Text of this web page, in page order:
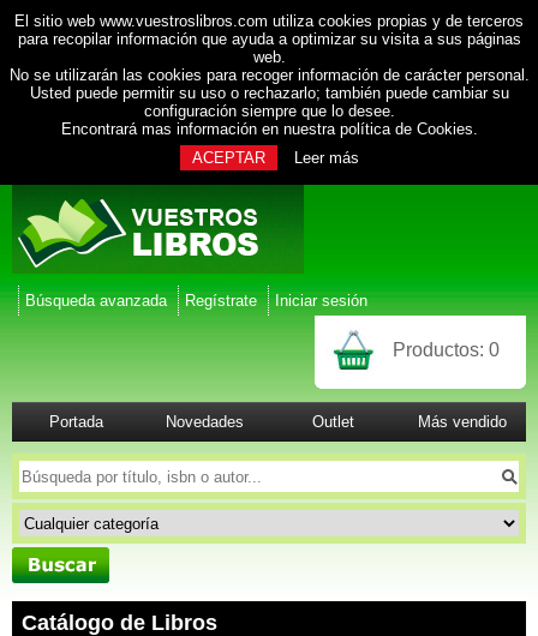
El sitio web www.vuestroslibros.com utiliza cookies propias y de terceros
para recopilar información que ayuda a optimizar su visita a sus páginas
web.
No se utilizarán las cookies para recoger información de carácter personal.
Usted puede permitir su uso o rechazarlo; también puede cambiar su
configuración siempre que lo desee.
Encontrará mas información en nuestra política de Cookies.
ACEPTAR
Leer más
Búsqueda avanzada Regístrate Iniciar sesión
Productos: 0
Portada Novedades Outlet Más vendido
Catálogo de Libros